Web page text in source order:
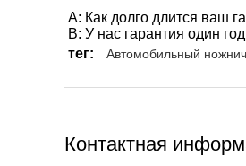
A: Как долго длится ваш
B: У нас гарантия один
тег:
Автомобильный
Контактная